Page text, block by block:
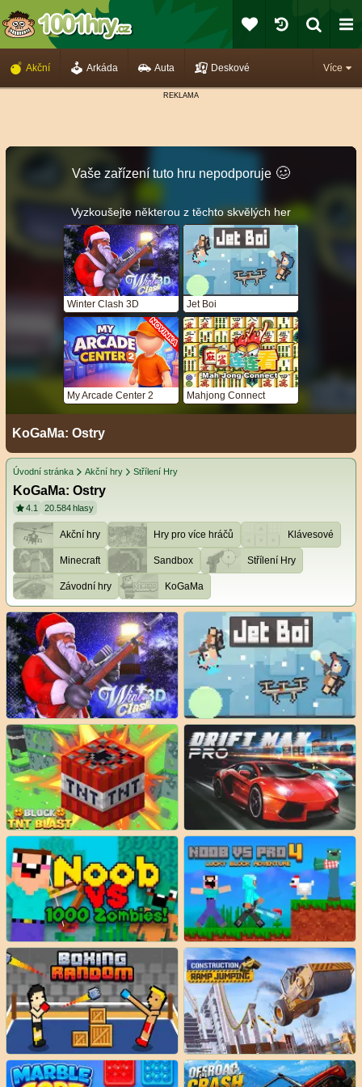
Více
Akční Arkáda Auta Deskové
Vaše zařízení tuto hru nepodporuje 🥴️
Vyzkoušejte některou z těchto skvělých her
Winter Clash 3D Jet Boi
My Arcade Center 2 Mahjong Connect
KoGaMa: Ostry
Úvodní stránka Akční hry Střílení Hry
KoGaMa: Ostry
4.1 20.584 hlasy
Akční hry Hry pro více hráčů Klávesové
Minecraft Sandbox Střílení Hry
Závodní hry KoGaMa